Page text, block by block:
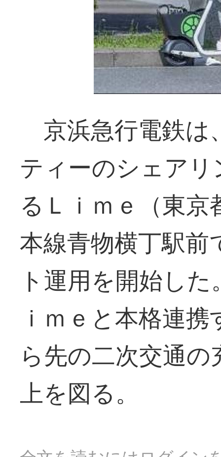
京浜急行電鉄は
ティーのシェア
るＬｉｍｅ（東
本線青物横丁駅前
ト運用を開始し
ｉｍｅと本格連
ら先の二次交通
上を図る。